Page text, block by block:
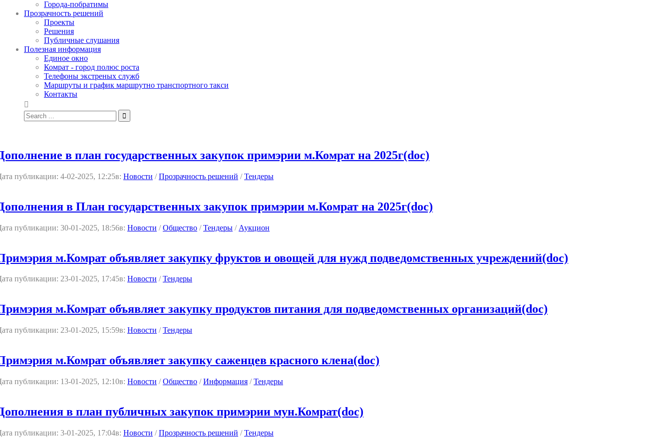
Города-побратимы
Прозрачность решений
Проекты
Решения
Публичные слушания
Полезная информация
Единое окно
Комрат - город полюс роста
Телефоны экстреных служб
Маршруты и график маршрутно транспортного такси
Контакты
в план государственных закупок примэрии м.Комрат на 2025г(doc)
публикации: 4-02-2025, 12:25в: Новости /Прозрачность решений /Тендеры
в План государственных закупок примэрии м.Комрат на 2025г(doc)
публикации: 30-01-2025, 18:56в: Новости /Общество /Тендеры / Аукцион
м.Комрат объявляет закупку фруктов и овощей для нужд подведомственных учреждений(doc)
публикации: 23-01-2025, 17:45в: Новости /Тендеры
м.Комрат объявляет закупку продуктов питания для подведомственных организаций(doc)
публикации: 23-01-2025, 15:59в: Новости /Тендеры
м.Комрат объявляет закупку саженцев красного клена(doc)
публикации: 13-01-2025, 12:10в: Новости /Общество /Информация /Тендеры
в план публичных закупок примэрии мун.Комрат(doc)
публикации: 3-01-2025, 17:04в: Новости /Прозрачность решений /Тендеры